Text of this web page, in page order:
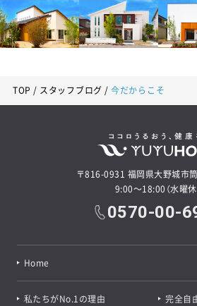
TOP スタッフブログ 今だからこそ
〒816-0931 福岡県大野城市
9:00～18:00（水曜休
0570-00-
Home
私たちがNo.1の理由
完全自